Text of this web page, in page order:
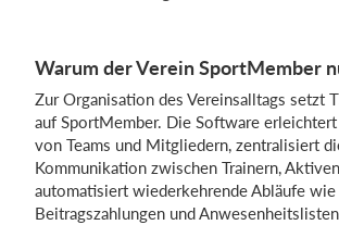
Warum der Verein SportMember
Zur Organisation des Vereinsalltags setzt
auf SportMember. Die Software
von Teams und Mitgliedern, zentralisiert
Kommunikation zwischen Trainern,
automatisiert wiederkehrende Abläufe wie
Beitragszahlungen und